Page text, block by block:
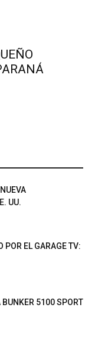
UU.
POR EL GARAGE TV:
5100 SPORT